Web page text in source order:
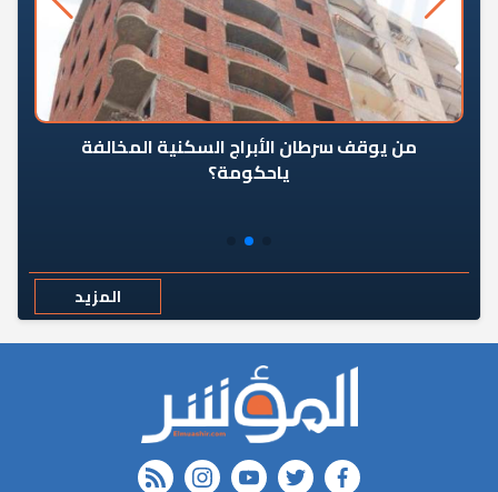
من يوقف سرطان الأبراج السكنية المخالفة
ياحكومة؟
المزيد
FACEBOOK
twitter
youtube
instagram
rss feed